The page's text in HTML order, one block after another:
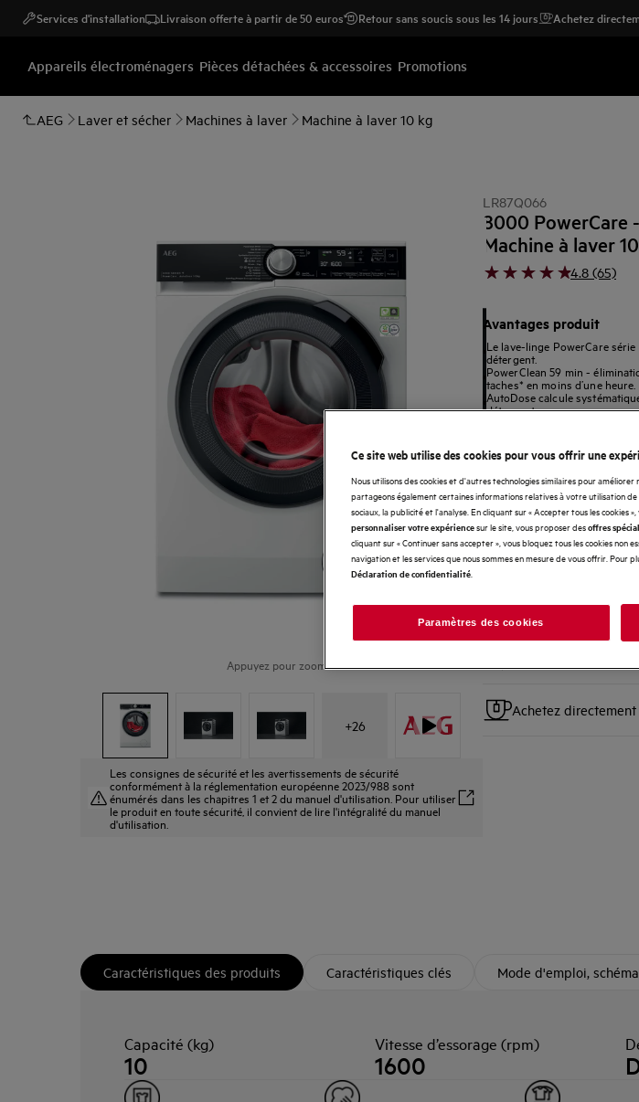
Services d'installation Livraison offerte à partir de 50 euros Retour sans soucis sous les 14 jours Achetez
Appareils électroménagers Pièces détachées & accessoires Promotions
AEG Laver et sécher Machines à laver Machine à laver 10 kg
Appuyez pour zoomer
+26
Les consignes de sécurité et les avertissements de sécurité
conformément à la réglementation européenne 2023/988 sont
énumérés dans les chapitres 1 et 2 du manuel d'utilisation. Pour utiliser
le produit en toute sécurité, il convient de lire l'intégralité du manuel
d'utilisation.
LR87Q066
8000 PowerCare
Machine à laver
4.8 (65)
Avantages produit
Le lave-linge PowerCare
détergent.
PowerClean 59 min -
taches* en moins d’une heure.
AutoDose calcule
détergent.
SERVICES
Livraison à domicile
Installation
Achetez
Caractéristiques des produits Caractéristiques clés Mode d'emploi,
Capacité (kg)
10
Vitesse d’essorage (rpm)
1600
Ce site web utilise des cookies pour vous offrir une
Nous utilisons des cookies et d'autres technologies similaires pour
partageons également certaines informations relatives à votre utilisation
sociaux, la publicité et l'analyse. En cliquant sur « Accepter tous les cookies
personnaliser votre expériencesur le site, vous proposer desoffres
cliquant sur « Continuer sans accepter », vous bloquez tous les cookies
navigation et les services que nous sommes en mesure de vous offrir. Pour
Déclaration de confidentialité
Paramètres des cookies